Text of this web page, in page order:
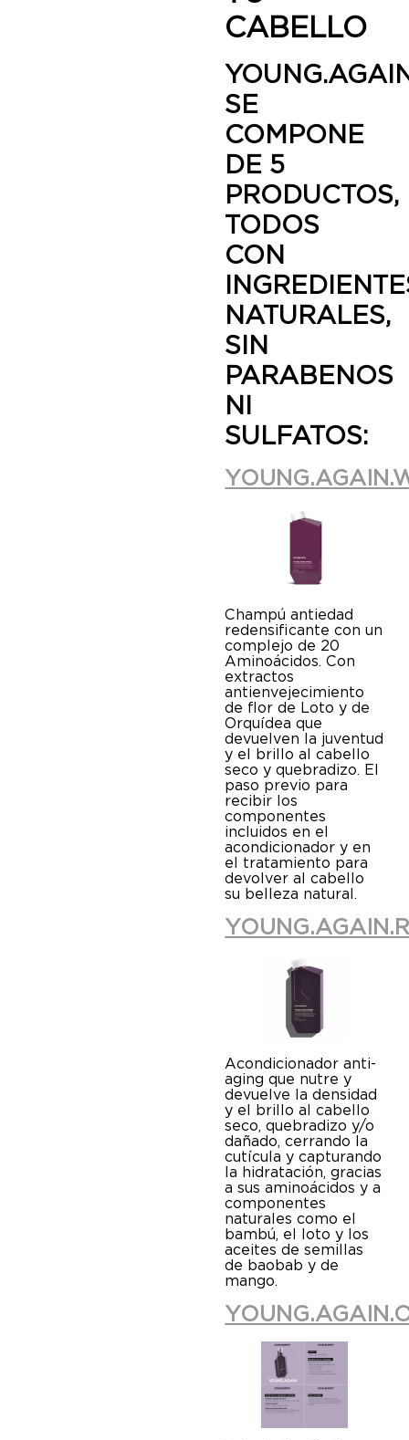
CABELLO
SE
COMPONE
DE 5
PRODUCTOS,
TODOS
CON
NATURALES,
SIN
PARABENOS
NI
SULFATOS:
Champú antiedad
redensificante con un
complejo de 20
Aminoácidos. Con
extractos
antienvejecimiento
de flor de Loto y de
Orquídea que
devuelven la juventud
y el brillo al cabello
seco y quebradizo. El
paso previo para
recibir los
componentes
incluidos en el
acondicionador y en
el tratamiento para
devolver al cabello
su belleza natural.
Acondicionador anti-
aging que nutre y
devuelve la densidad
y el brillo al cabello
seco, quebradizo y/o
dañado, cerrando la
cutícula y capturando
la hidratación, gracias
a sus aminoácidos y a
componentes
naturales como el
bambú, el loto y los
aceites de semillas
de baobab y de
mango.